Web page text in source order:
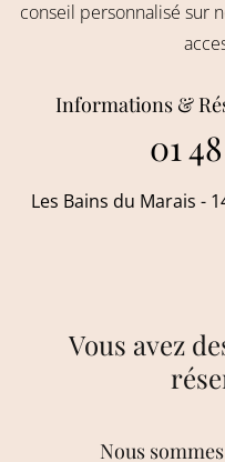
conseil personnalisé sur
Informations &
01
Les Bains du Marais -
Vous avez
Nous